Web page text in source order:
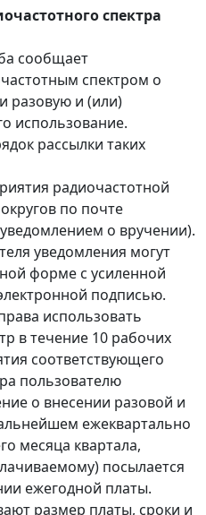
спектра
сообщает
спектром о
разовую и (или)
использование.
рассылки таких
радиочастотной
по почте
о вручении).
уведомления могут
форме с усиленной
подписью.
использовать
в течение 10 рабочих
соответствующего
пользователю
о внесении разовой и
ежеквартально
месяца квартала,
посылается
ежегодной платы.
размер платы, сроки и